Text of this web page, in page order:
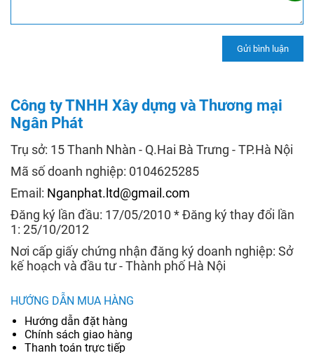
Công ty TNHH Xây dựng và Thương mại
Ngân Phát
Trụ sở: 15 Thanh Nhàn - Q.Hai Bà Trưng - TP.Hà Nội
Mã số doanh nghiệp: 0104625285
Email: Nganphat.ltd@gmail.com
Đăng ký lần đầu: 17/05/2010 * Đăng ký thay đổi lần
1: 25/10/2012
Nơi cấp giấy chứng nhận đăng ký doanh nghiệp: Sở
kế hoạch và đầu tư - Thành phố Hà Nội
HƯỚNG DẪN MUA HÀNG
Hướng dẫn đặt hàng
Chính sách giao hàng
Thanh toán trực tiếp